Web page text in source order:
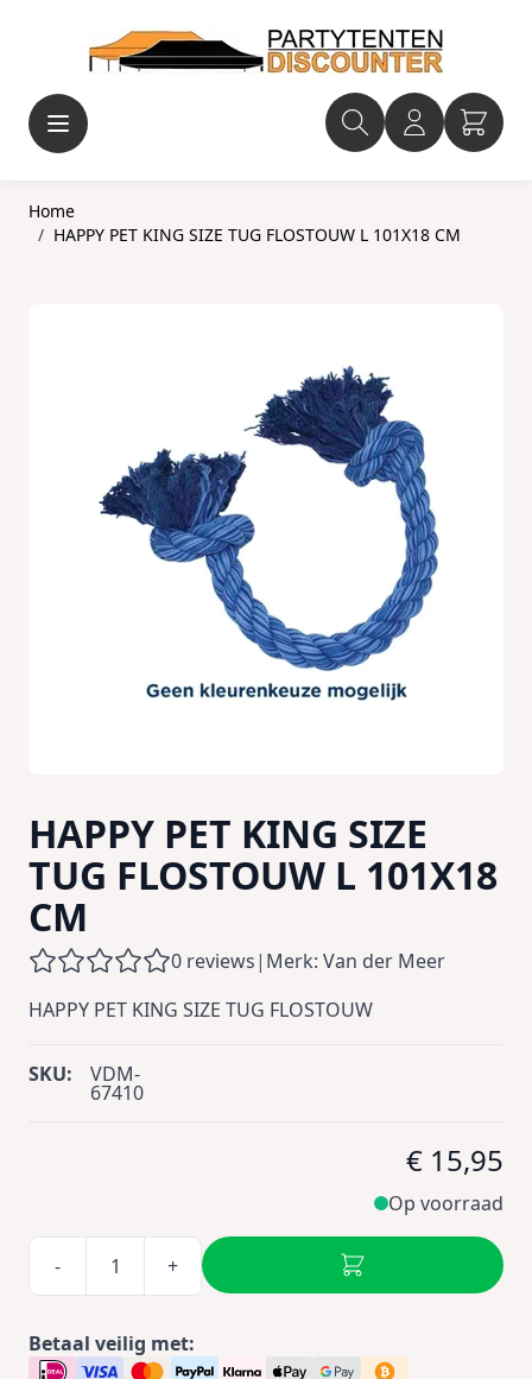
Home
/ HAPPY PET KING SIZE TUG FLOSTOUW L 101X18 CM
HAPPY PET KING SIZE
TUG FLOSTOUW L 101X18
CM
0 reviews| Merk: Van der Meer
HAPPY PET KING SIZE TUG FLOSTOUW
SKU: VDM-
67410
€ 15,95
Op voorraad
- +
Betaal veilig met: